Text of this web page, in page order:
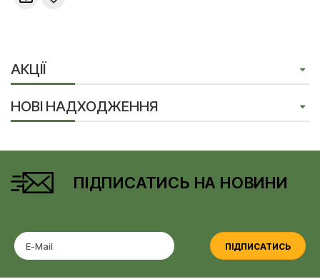
АКЦІЇ
НОВІ НАДХОДЖЕННЯ
ПІДПИСАТИСЬ НА НОВИНИ
ПІДПИСАТИСЬ